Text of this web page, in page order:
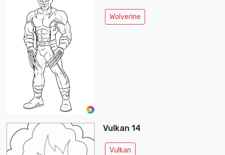
Wolverine
Vulkan 14
Vulkan